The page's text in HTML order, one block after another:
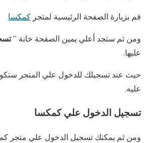
قم بزيارة الصفحة الرئيسية لمتجر كمكسا
ومن ثم ستجد أعلي يمين الصفحة خانة ”
عليها.
حيث عند تسجيلك للدخول علي المتجر
عليه.
تسجيل الدخول علي كمكسا
ومن ثم يمكنك تسجيل الدخول علي متجر